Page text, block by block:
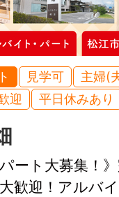
見学可
主婦(
迎
平日休みあり
ート大募集！
歓迎！アルバ